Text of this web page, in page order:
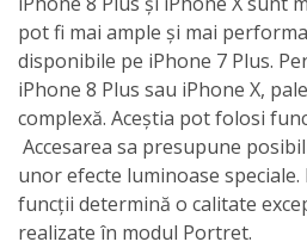
pot fi mai ample și mai
disponibile pe iPhone 7 Plus.
iPhone 8 Plus sau iPhone X,
complexă. Aceștia pot folosi
Accesarea sa presupune
unor efecte luminoase
funcții determină o calitate
realizate în modul Portret.